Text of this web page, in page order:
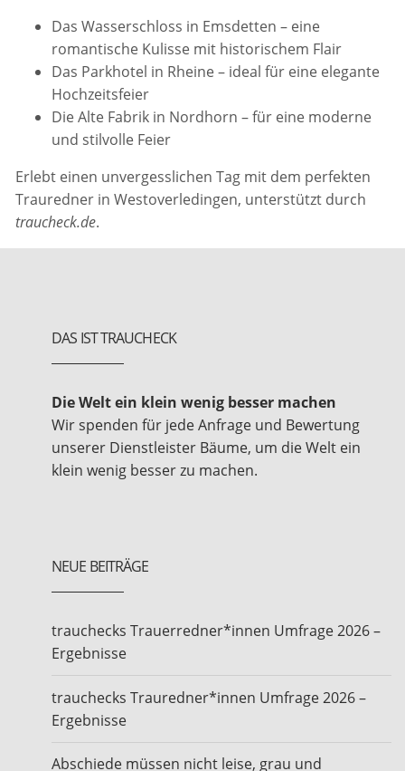
Das Wasserschloss in Emsdetten – eine
romantische Kulisse mit historischem Flair
Das Parkhotel in Rheine – ideal für eine elegante
Hochzeitsfeier
Die Alte Fabrik in Nordhorn – für eine moderne
und stilvolle Feier
Erlebt einen unvergesslichen Tag mit dem perfekten
Trauredner in Westoverledingen, unterstützt durch
traucheck.de.
DAS IST TRAUCHECK
Die Welt ein klein wenig besser machen
Wir spenden für jede Anfrage und Bewertung
unserer Dienstleister Bäume, um die Welt ein
klein wenig besser zu machen.
NEUE BEITRÄGE
trauchecks Trauerredner*innen Umfrage 2026 –
Ergebnisse
trauchecks Trauredner*innen Umfrage 2026 –
Ergebnisse
Abschiede müssen nicht leise, grau und